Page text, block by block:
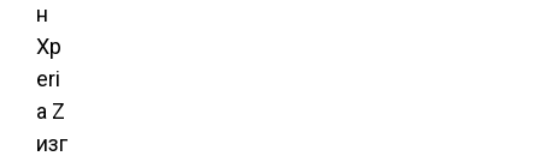
н
Xp
eri
a Z
изг